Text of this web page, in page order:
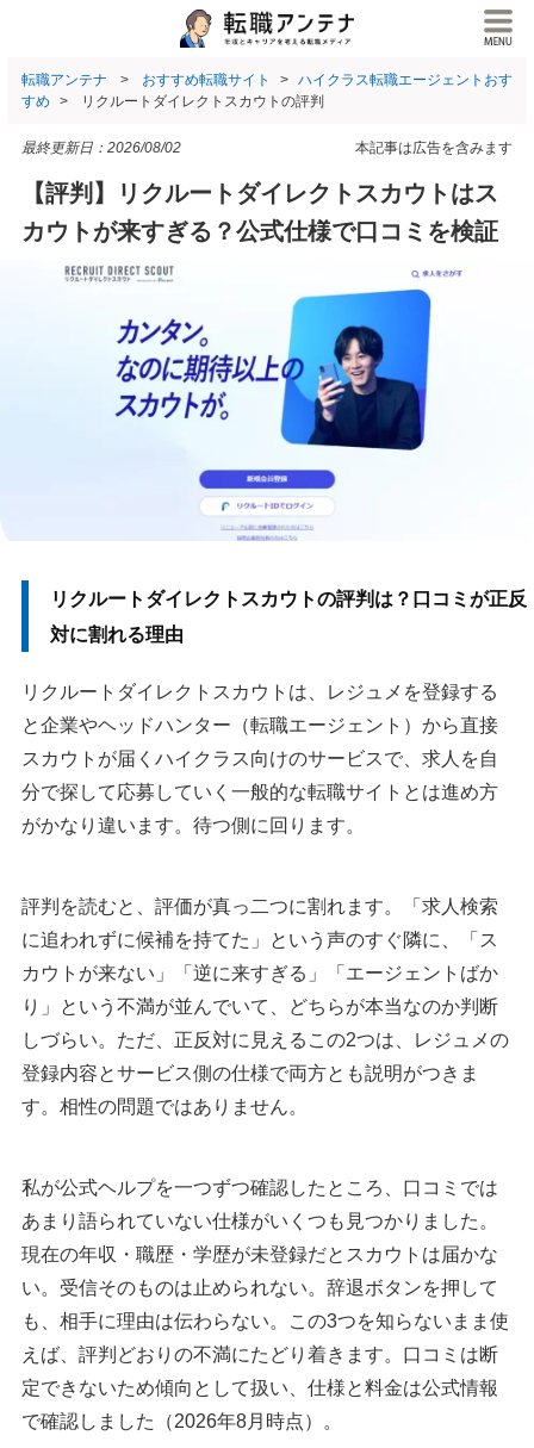
転職アンテナ おすすめ転職サイト
ハイクラス転職エージェントおす
すめ
リクルートダイレクトスカウトの評判
本記事は広告を含みます
最終更新日： 2026/08/02
【評判】リクルートダイレクトスカウトはス
カウトが来すぎる？公式仕様で口コミを検証
リクルートダイレクトスカウトの評判は？口コミが正反
対に割れる理由
リクルートダイレクトスカウトは、レジュメを登録する
と企業やヘッドハンター（転職エージェント）から直接
スカウトが届くハイクラス向けのサービスで、求人を自
分で探して応募していく一般的な転職サイトとは進め方
がかなり違います。待つ側に回ります。
評判を読むと、評価が真っ二つに割れます。「求人検索
に追われずに候補を持てた」という声のすぐ隣に、「ス
カウトが来ない」「逆に来すぎる」「エージェントばか
り」という不満が並んでいて、どちらが本当なのか判断
しづらい。ただ、正反対に見えるこの2つは、レジュメの
登録内容とサービス側の仕様で両方とも説明がつきま
す。相性の問題ではありません。
私が公式ヘルプを一つずつ確認したところ、口コミでは
あまり語られていない仕様がいくつも見つかりました。
現在の年収・職歴・学歴が未登録だとスカウトは届かな
い。受信そのものは止められない。辞退ボタンを押して
も、相手に理由は伝わらない。この3つを知らないまま使
えば、評判どおりの不満にたどり着きます。口コミは断
定できないため傾向として扱い、仕様と料金は公式情報
で確認しました（2026年8月時点）。